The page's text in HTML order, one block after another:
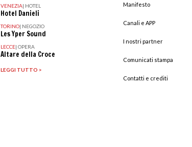
VENEZIA| HOTEL
Hotel Danieli
TORINO| NEGOZIO
Les Yper Sound
LECCE| OPERA
Altare della Croce
LEGGI TUTTO >
Manifesto
Canali e APP
I nostri partner
Comunicati stampa
Contatti e crediti